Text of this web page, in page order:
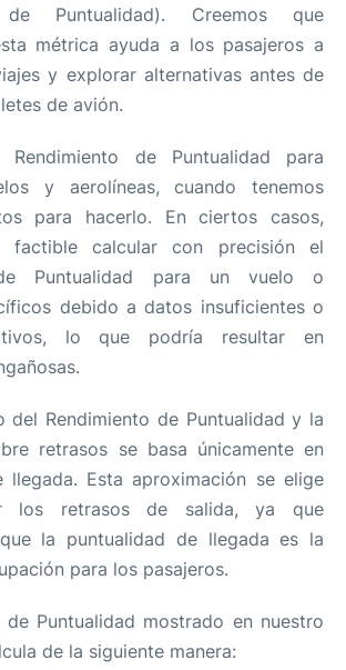
de Puntualidad). Creemos que
métrica ayuda a los pasajeros a
y explorar alternativas antes de
de avión.
Rendimiento de Puntualidad para
y aerolíneas, cuando tenemos
para hacerlo. En ciertos casos,
factible calcular con precisión el
de Puntualidad para un vuelo o
debido a datos insuficientes o
lo que podría resultar en
del Rendimiento de Puntualidad y la
retrasos se basa únicamente en
llegada. Esta aproximación se elige
los retrasos de salida, ya que
la puntualidad de llegada es la
para los pasajeros.
de Puntualidad mostrado en nuestro
de la siguiente manera: